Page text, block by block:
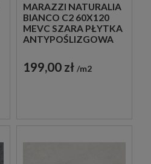
MARAZZI NATURALIA
BIANCO C2 60X120
MEVC SZARA PŁYTKA
ANTYPOŚLIZGOWA
199,00 zł m2